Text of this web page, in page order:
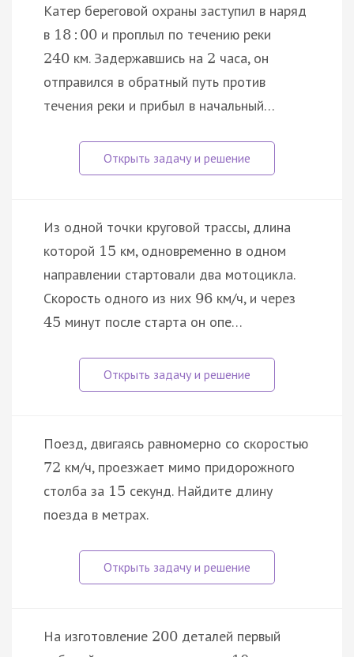
Катер береговой охраны заступил в наряд
в 18 : 00 и проплыл по течению реки
240 км. Задержавшись на 2 часа, он
отправился в обратный путь против
течения реки и прибыл в начальный…
Из одной точки круговой трассы, длина
которой 15 км, одновременно в одном
направлении стартовали два мотоцикла.
Скорость одного из них 96 км/ч, и через
45 минут после старта он опе…
Поезд, двигаясь равномерно со скоростью
72 км/ч, проезжает мимо придорожного
столба за 15 секунд. Найдите длину
поезда в метрах.
На изготовление 200 деталей первый